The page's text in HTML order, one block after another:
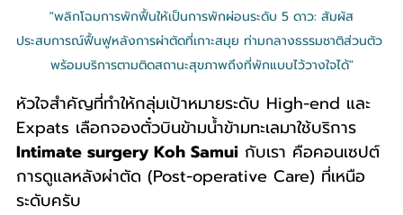
"พลิกโฉมการพักฟื้นให้เป็นการพักผ่อนระดับ 5 ดาว: สัมผัส
ประสบการณ์ฟื้นฟูหลังการผ่าตัดที่เกาะสมุย ท่ามกลางธรรมชาติส่วนตัว
พร้อมบริการตามติดสถานะสุขภาพถึงที่พักแบบไว้วางใจได้"
หัวใจสำคัญที่ทำให้กลุ่มเป้าหมายระดับ High-end และ
Expats เลือกจองตั๋วบินข้ามน้ำข้ามทะเลมาใช้บริการ
Intimate surgery Koh Samui กับเรา คือคอนเซปต์
การดูแลหลังผ่าตัด (Post-operative Care) ที่เหนือ
ระดับครับ